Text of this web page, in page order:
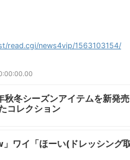
read.cgi/news4vip/1563103154/
秋冬シーズンアイテムを新発
コレクション
ワイ「ほーい(ドレッシング